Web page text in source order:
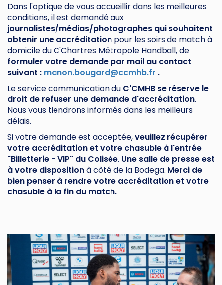
Dans l'optique de vous accueillir dans les meilleures
conditions, il est demandé aux
journalistes/médias/photographes qui souhaitent
obtenir une accréditation pour les soirs de match à
domicile du C'Chartres Métropole Handball, de
formuler votre demande par mail au contact
suivant : manon.bougard@ccmhb.fr .
Le service communication du C'CMHB se réserve le
droit de refuser une demande d'accréditation.
Nous vous tiendrons informés dans les meilleurs
délais.
Si votre demande est acceptée,veuillez récupérer
votre accréditation et votre chasuble à l'entrée
"Billetterie - VIP" du Colisée. Une salle de presse est
à votre dispositionà côté de la Bodega. Merci de
bien penser à rendre votre accréditation et votre
chasuble à la fin du match.